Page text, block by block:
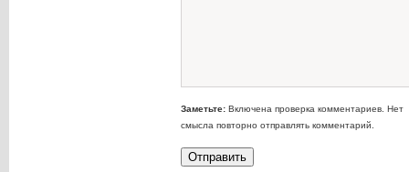
Заметьте:Включена проверка комментариев. Нет
смысла повторно отправлять комментарий.